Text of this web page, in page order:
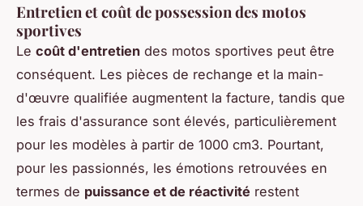
Entretien et coût de possession des motos
sportives
Le coût d'entretien des motos sportives peut être
conséquent. Les pièces de rechange et la main-
d'œuvre qualifiée augmentent la facture, tandis que
les frais d'assurance sont élevés, particulièrement
pour les modèles à partir de 1000 cm3. Pourtant,
pour les passionnés, les émotions retrouvées en
termes de puissance et de réactivité restent